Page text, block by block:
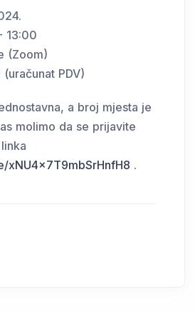
13:00
(Zoom)
PDV)
a broj mjesta je
molimo da se prijavite
xNU4x7T9mbSrHnfH8 .